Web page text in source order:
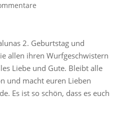
2. Geburtstag und
allen ihren Wurfgeschwistern
Liebe und Gute. Bleibt alle
und macht euren Lieben
Es ist so schön, dass es euch